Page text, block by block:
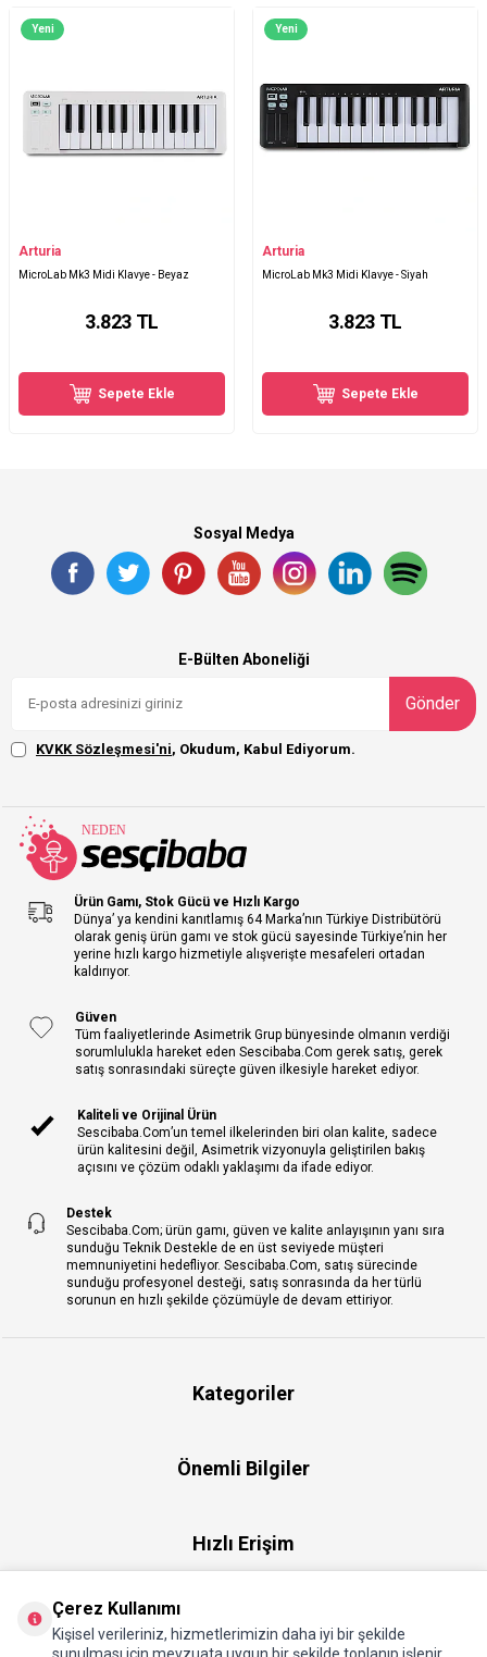
Yeni
Arturia
MicroLab Mk3 Midi Klavye - Beyaz
3.823 TL
Sepete Ekle
Yeni
Arturia
MicroLab Mk3 Midi Klavye - Siyah
3.823 TL
Sepete Ekle
Sosyal Medya
E-Bülten Aboneliği
Gönder
KVKK Sözleşmesi'ni, Okudum, Kabul Ediyorum.
Ürün Gamı, Stok Gücü ve Hızlı Kargo
Dünya’ ya kendini kanıtlamış 64 Marka’nın Türkiye Distribütörü
olarak geniş ürün gamı ve stok gücü sayesinde Türkiye’nin her
yerine hızlı kargo hizmetiyle alışverişte mesafeleri ortadan
kaldırıyor.
Güven
Tüm faaliyetlerinde Asimetrik Grup bünyesinde olmanın verdiği
sorumlulukla hareket eden Sescibaba.Com gerek satış, gerek
satış sonrasındaki süreçte güven ilkesiyle hareket ediyor.
Kaliteli ve Orijinal Ürün
Sescibaba.Com’un temel ilkelerinden biri olan kalite, sadece
ürün kalitesini değil, Asimetrik vizyonuyla geliştirilen bakış
açısını ve çözüm odaklı yaklaşımı da ifade ediyor.
Destek
Sescibaba.Com; ürün gamı, güven ve kalite anlayışının yanı sıra
sunduğu Teknik Destekle de en üst seviyede müşteri
memnuniyetini hedefliyor. Sescibaba.Com, satış sürecinde
sunduğu profesyonel desteği, satış sonrasında da her türlü
sorunun en hızlı şekilde çözümüyle de devam ettiriyor.
Kategoriler
Önemli Bilgiler
Hızlı Erişim
Çerez Kullanımı
Kişisel verileriniz, hizmetlerimizin daha iyi bir şekilde